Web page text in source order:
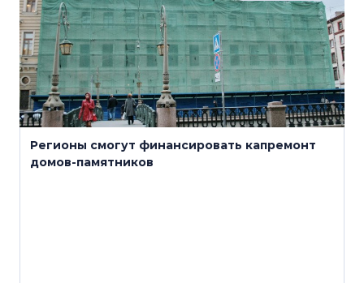
Регионы смогут финансировать капремонт
домов-памятников